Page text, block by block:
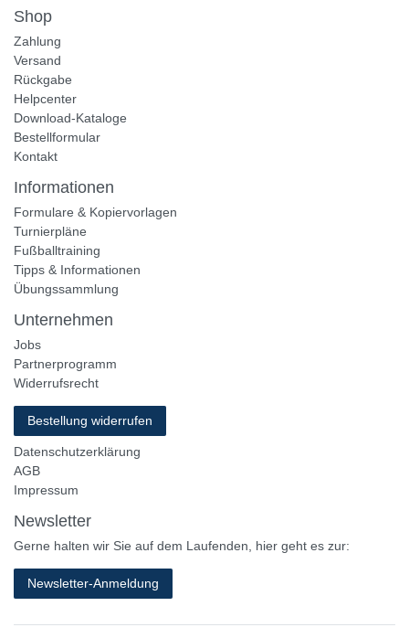
Shop
Zahlung
Versand
Rückgabe
Helpcenter
Download-Kataloge
Bestellformular
Kontakt
Informationen
Formulare & Kopiervorlagen
Turnierpläne
Fußballtraining
Tipps & Informationen
Übungssammlung
Unternehmen
Jobs
Partnerprogramm
Widerrufsrecht
Bestellung widerrufen
Datenschutzerklärung
AGB
Impressum
Newsletter
Gerne halten wir Sie auf dem Laufenden, hier geht es zur:
Newsletter-Anmeldung